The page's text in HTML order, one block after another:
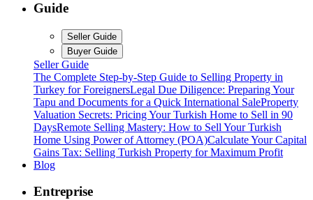
Guide
Seller Guide
Buyer Guide
Seller Guide
The Complete Step-by-Step Guide to Selling Property in
Turkey for ForeignersLegal Due Diligence: Preparing Your
Tapu and Documents for a Quick International SaleProperty
Valuation Secrets: Pricing Your Turkish Home to Sell in 90
DaysRemote Selling Mastery: How to Sell Your Turkish
Home Using Power of Attorney (POA)Calculate Your Capital
Gains Tax: Selling Turkish Property for Maximum Profit
Blog
Entreprise